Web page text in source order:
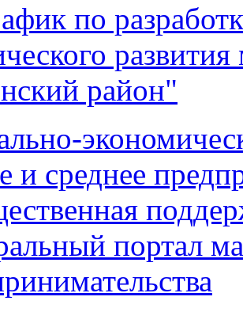
по
район"
и среднее
портал